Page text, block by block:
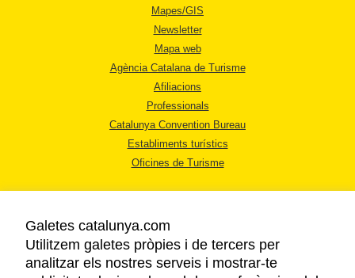
Mapes/GIS
Newsletter
Mapa web
Agència Catalana de Turisme
Afiliacions
Professionals
Catalunya Convention Bureau
Establiments turístics
Oficines de Turisme
AVÍS LEGAL
Galetes catalunya.com
Utilitzem galetes pròpies i de tercers per
analitzar els nostres serveis i mostrar-te